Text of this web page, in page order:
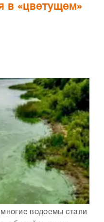
в «цветущем»
водоемы стали